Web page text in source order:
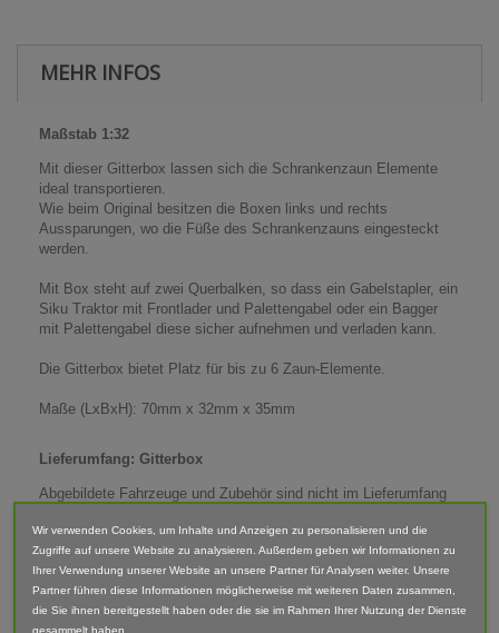
MEHR INFOS
Maßstab 1:32
Mit dieser Gitterbox lassen sich die Schrankenzaun Elemente
ideal transportieren.
Wie beim Original besitzen die Boxen links und rechts
Aussparungen, wo die Füße des Schrankenzauns eingesteckt
werden.
Mit Box steht auf zwei Querbalken, so dass ein Gabelstapler, ein
Siku Traktor mit Frontlader und Palettengabel oder ein Bagger
mit Palettengabel diese sicher aufnehmen und verladen kann.
Die Gitterbox bietet Platz für bis zu 6 Zaun-Elemente.
Maße (LxBxH): 70mm x 32mm x 35mm
Lieferumfang: Gitterbox
Abgebildete Fahrzeuge und Zubehör sind nicht im Lieferumfang
Der Artikel ist im 3D-Druck-Verfahren gefertigt und von Hand
nach bearbeitet. Daher können Form, Farbe und Ausführung
abweichen.
Wir verwenden Cookies, um Inhalte und Anzeigen zu personalisieren und die
Zugriffe auf unsere Website zu analysieren. Außerdem geben wir Informationen zu
Ihrer Verwendung unserer Website an unsere Partner für Analysen weiter. Unsere
Partner führen diese Informationen möglicherweise mit weiteren Daten zusammen,
die Sie ihnen bereitgestellt haben oder die sie im Rahmen Ihrer Nutzung der Dienste
gesammelt haben.